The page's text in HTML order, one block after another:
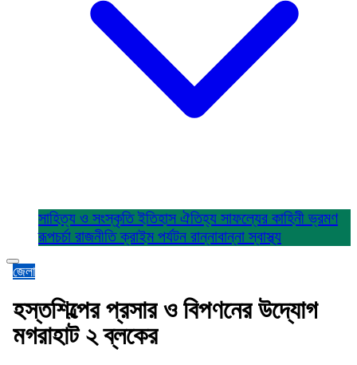
সাহিত্য ও সংস্কৃতিইতিহাস ঐতিহ্য সাফল্যের কাহিনীভ্রমণ
রূপচর্চা রাজনীতিক্রাইম পর্যটন রান্নাবান্নাস্বাস্থ্য
জেলা
হস্তশিল্পের প্রসার ও বিপণনের উদ্যোগ
মগরাহাট ২ ব্লকের